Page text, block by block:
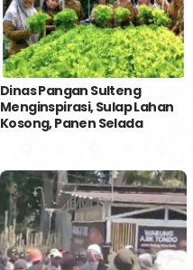
Dinas Pangan Sulteng
Menginspirasi, Sulap Lahan
Kosong, Panen Selada